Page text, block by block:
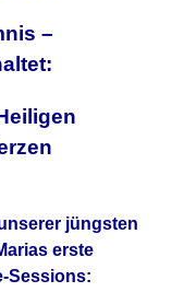
–
jüngsten
erste
Sessions: